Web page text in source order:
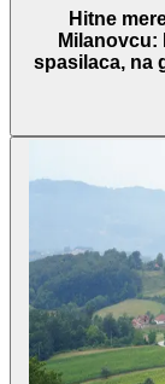
Hitne
Milanovcu:
spasilaca, na